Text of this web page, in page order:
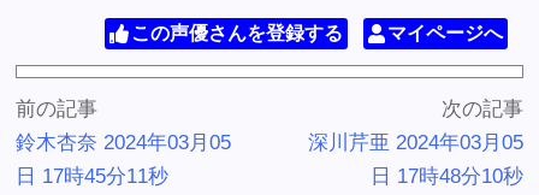
この声優さんを登録する マイページへ
前の記事
鈴木杏奈 2024年03月05
日 17時45分11秒
次の記事
深川芹亜 2024年03月05
日 17時48分10秒